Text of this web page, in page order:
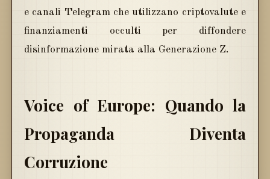
e canali Telegram che utilizzano criptovalute e
finanziamenti occulti per diffondere
disinformazione mirata alla Generazione Z.
Voice of Europe: Quando la
Propaganda Diventa
Corruzione